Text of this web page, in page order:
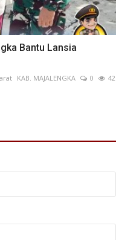
Bantu Lansia
KAB. MAJALENGKA 0
42